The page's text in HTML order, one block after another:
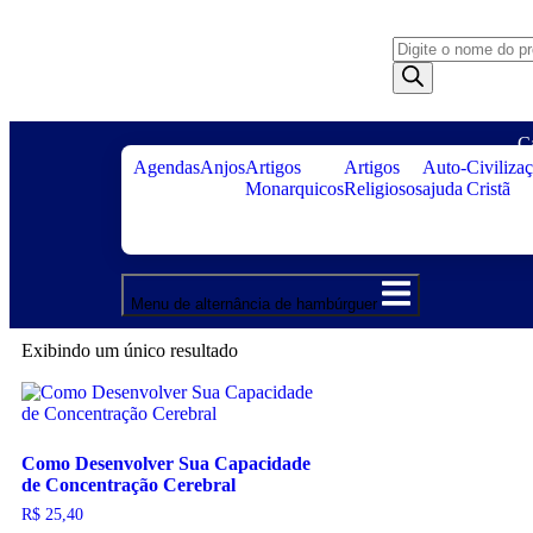
AgendasAnjosArtigos
Monarquicos
Artigos
Religiosos
Auto-
ajuda Cristã
Menu de alternância de hambúrguer
Exibindo um único resultado
Como Desenvolver Sua Capacidade
de Concentração Cerebral
R$ 25,40